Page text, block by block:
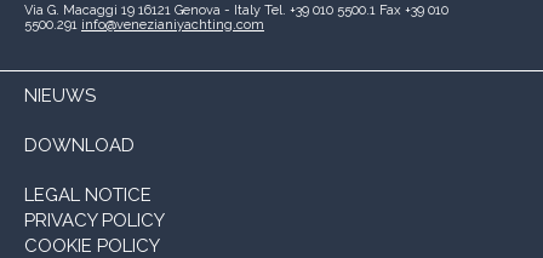
Via G. Macaggi 19 16121 Genova - Italy Tel. +39 010 5500.1 Fax +39 010
5500.291 info@venezianiyachting.com
NIEUWS
DOWNLOAD
LEGAL NOTICE
PRIVACY POLICY
COOKIE POLICY